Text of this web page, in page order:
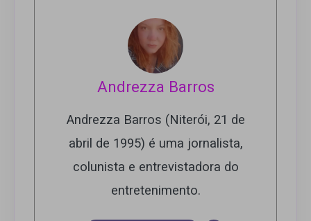
Andrezza Barros
Andrezza Barros (Niterói, 21 de
abril de 1995) é uma jornalista,
colunista e entrevistadora do
entretenimento.